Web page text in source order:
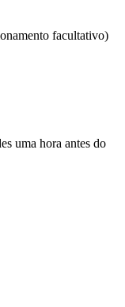
facultativo)
uma hora antes do